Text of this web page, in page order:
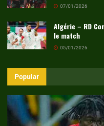
07/01/2026
Algérie – RD
le match
05/01/2026
Popular